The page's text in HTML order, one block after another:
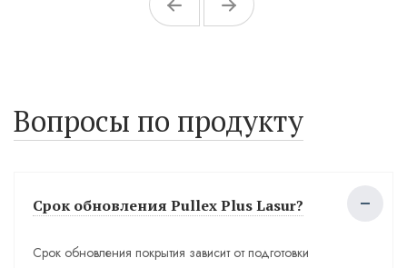
Вопросы по продукту
Срок обновления Pullex Plus Lasur?
Срок обновления покрытия зависит от подготовки